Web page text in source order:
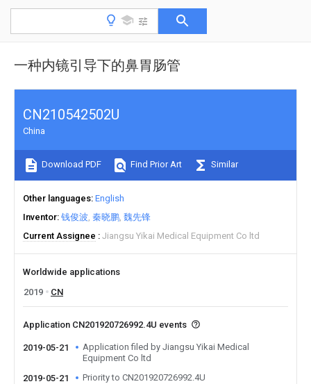
一种内镜引导下的鼻胃肠管
CN210542502U
China
Download PDF Find Prior Art Similar
Other languages English
Inventor 钱俊波 秦晓鹏 魏先锋
Current Assignee
Jiangsu Yikai Medical Equipment Co ltd
Worldwide applications
2019
CN
Application CN201920726992.4U events
2019-05-21
Application filed by Jiangsu Yikai Medical
Equipment Co ltd
2019-05-21
Priority to CN201920726992.4U